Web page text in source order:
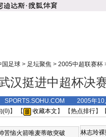
国足球 > 足坛聚焦 > 2005中超联赛杯
汉挺进中超杯决
SPORTS.SOHU.COM 2005年
(0)】 【 收藏本文 】 【热点排行】
苦恼火箭唯麦蒂敢突破
林志玲